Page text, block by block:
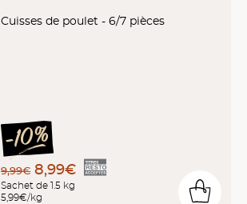
Cuisses de poulet - 6/7 pièces
9,99€ 8,99€
Sachet de 1.5 kg
5,99€/kg